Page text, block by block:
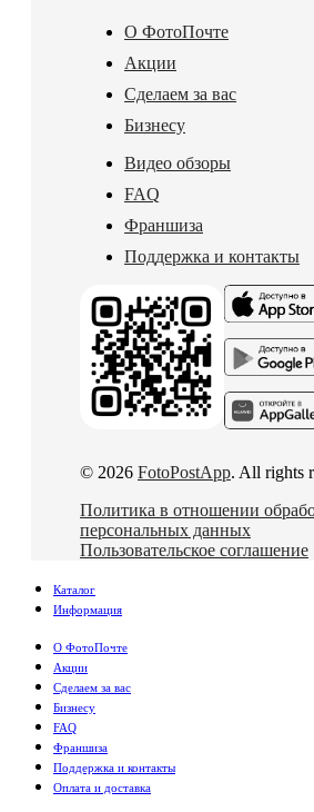
О ФотоПочте
Акции
Сделаем за вас
Бизнесу
Видео обзоры
FAQ
Франшиза
Поддержка и контакты
© 2026 FotoPostApp. All rights
Политика в отношении
персональных данных
Пользовательское соглашение
Каталог
Информация
О ФотоПочте
Акции
Сделаем за вас
Бизнесу
FAQ
Франшиза
Поддержка и контакты
Оплата и доставка